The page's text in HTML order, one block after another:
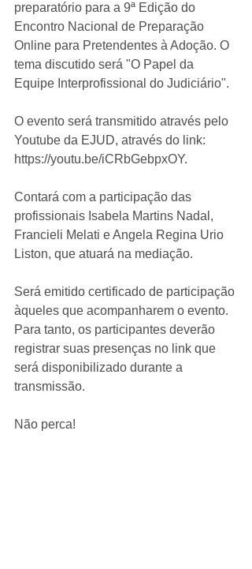
preparatório para a 9ª Edição do
Encontro Nacional de Preparação
Online para Pretendentes à Adoção. O
tema discutido será "O Papel da
Equipe Interprofissional do Judiciário".
O evento será transmitido através pelo
Youtube da EJUD, através do link:
https://youtu.be/iCRbGebpxOY.
Contará com a participação das
profissionais Isabela Martins Nadal,
Francieli Melati e Angela Regina Urio
Liston, que atuará na mediação.
Será emitido certificado de participação
àqueles que acompanharem o evento.
Para tanto, os participantes deverão
registrar suas presenças no link que
será disponibilizado durante a
transmissão.
Não perca!